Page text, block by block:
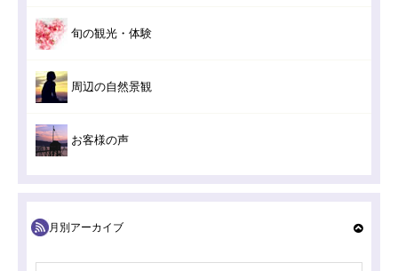
旬の観光・体験
周辺の自然景観
お客様の声
月別アーカイブ